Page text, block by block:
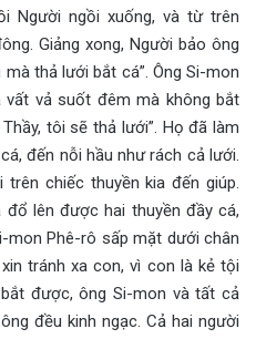
Người ngồi xuống, và từ trên
Giảng xong, Người bảo ông
thả lưới bắt cá”. Ông Si-mon
vất vả suốt đêm mà không bắt
tôi sẽ thả lưới”. Họ đã làm
đến nỗi hầu như rách cả lưới.
chiếc thuyền kia đến giúp.
lên được hai thuyền đầy cá,
mon Phê-rô sấp mặt dưới chân
tránh xa con, vì con là kẻ tội
được, ông Si-mon và tất cả
đều kinh ngạc. Cả hai người